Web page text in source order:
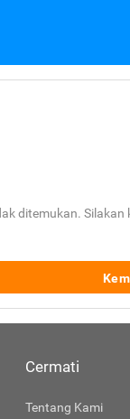
ditemukan.
Cermati
Tentang Kami